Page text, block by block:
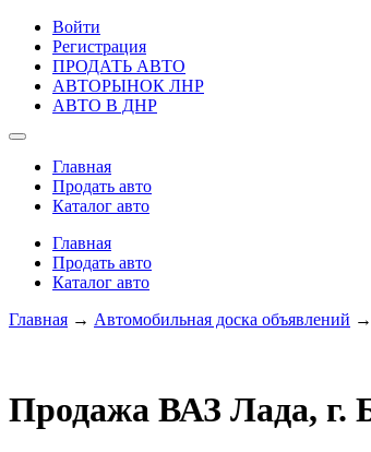
Войти
Регистрация
ПРОДАТЬ АВТО
АВТОРЫНОК ЛНР
АВТО В ДНР
Главная
Продать авто
Каталог авто
Главная
Продать авто
Каталог авто
Главная → Автомобильная доска объявлений →
Продажа ВАЗ Лада, г.